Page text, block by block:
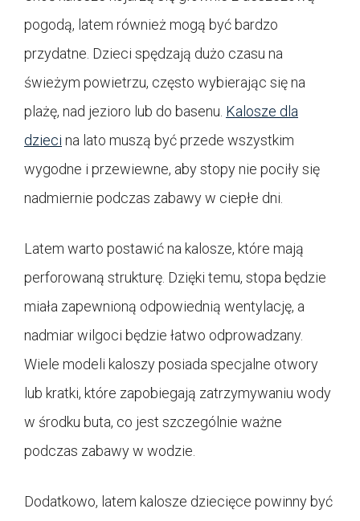
pogodą, latem również mogą być bardzo
przydatne. Dzieci spędzają dużo czasu na
świeżym powietrzu, często wybierając się na
plażę, nad jezioro lub do basenu. Kalosze dla
dzieci na lato muszą być przede wszystkim
wygodne i przewiewne, aby stopy nie pociły się
nadmiernie podczas zabawy w ciepłe dni.
Latem warto postawić na kalosze, które mają
perforowaną strukturę. Dzięki temu, stopa będzie
miała zapewnioną odpowiednią wentylację, a
nadmiar wilgoci będzie łatwo odprowadzany.
Wiele modeli kaloszy posiada specjalne otwory
lub kratki, które zapobiegają zatrzymywaniu wody
w środku buta, co jest szczególnie ważne
podczas zabawy w wodzie.
Dodatkowo, latem kalosze dziecięce powinny być